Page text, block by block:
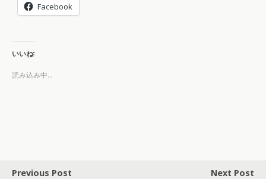
Facebook
いいね:
読み込み中...
Previous Post
Next Post